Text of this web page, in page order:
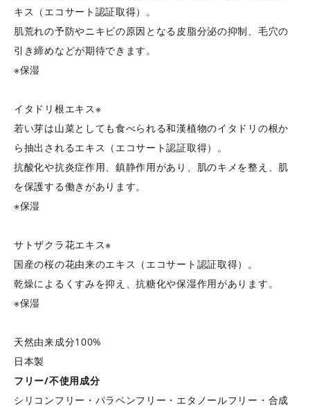
キス（エコサート認証取得）。
肌荒れの予防やニキビの原因となる皮脂分泌の抑制、毛穴の
引き締めなどが期待できます。
※保湿
イタドリ根エキス※
若い芽は山菜としても食べられる和漢植物のイタドリの根か
ら抽出されるエキス（エコサート認証取得）。
抗酸化や抗炎症作用、鎮静作用があり、肌のキメを整え、肌
を保護する働きがあります。
※保湿
サトザクラ花エキス※
国産の桜の花由来のエキス（エコサート認証取得）。
乾燥によるくすみを抑え、抗糖化や保湿作用があります。
※保湿
天然由来成分100%
日本製
フリー/不使用成分
シリコンフリー・パラベンフリー・エタノールフリー・合成